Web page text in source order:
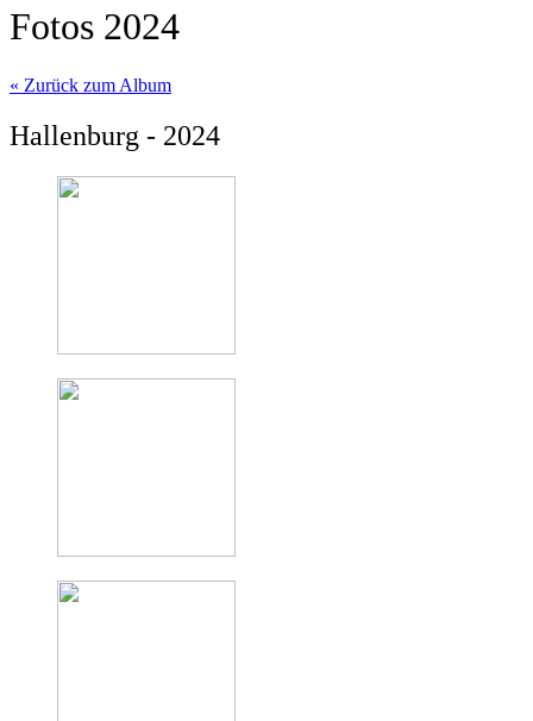
Fotos 2024
« Zurück zum Album
Hallenburg - 2024